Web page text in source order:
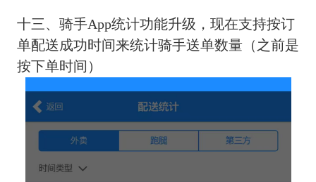
十三、骑手App统计功能升级，现在支持按订
单配送成功时间来统计骑手送单数量（之前是
按下单时间）